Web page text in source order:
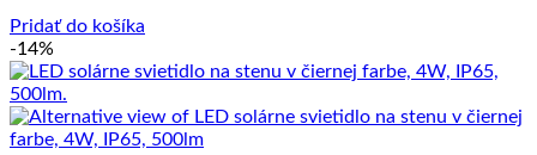
Pridať do košíka
-14%